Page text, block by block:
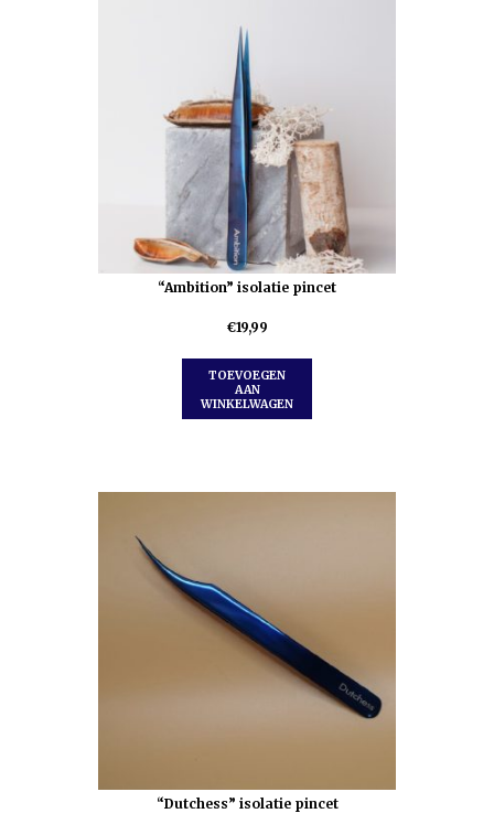
“Ambition” isolatie pincet
€19,99
TOEVOEGEN
AAN
WINKELWAGEN
“Dutchess” isolatie pincet